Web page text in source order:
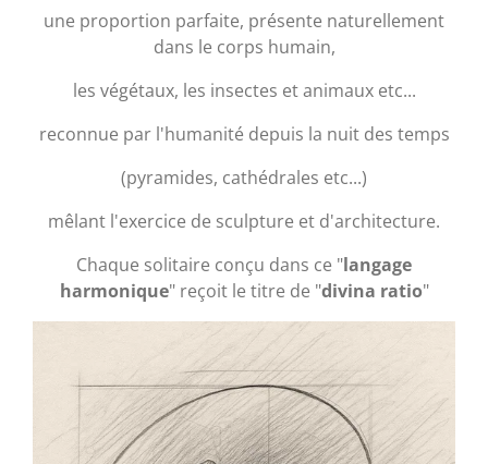
une proportion parfaite, présente naturellement
dans le corps humain,
les végétaux, les insectes et animaux etc...
reconnue par l'humanité depuis la nuit des temps
(pyramides, cathédrales etc...)
mêlant l'exercice de sculpture et d'architecture.
Chaque solitaire conçu dans ce "langage
harmonique" reçoit le titre de "divina ratio"